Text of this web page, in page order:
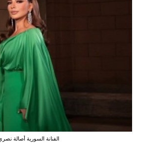
الفنانة السورية أصالة